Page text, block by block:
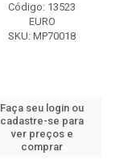
Código: 13523
EURO
SKU: MP70018
Faça seu login ou
cadastre-se para
ver preços e
comprar